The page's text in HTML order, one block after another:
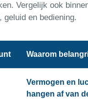
Vergelijk ook
geluid en bediening.
Waarom
Vermogen en
hangen af van